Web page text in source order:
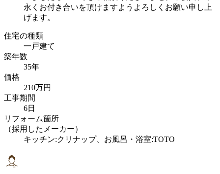
永くお付き合いを頂けますようよろしくお願い申し上
げます。
住宅の種類
一戸建て
築年数
35年
価格
210万円
工事期間
6日
リフォーム箇所
（採用したメーカー）
キッチン:クリナップ、お風呂・浴室:TOTO